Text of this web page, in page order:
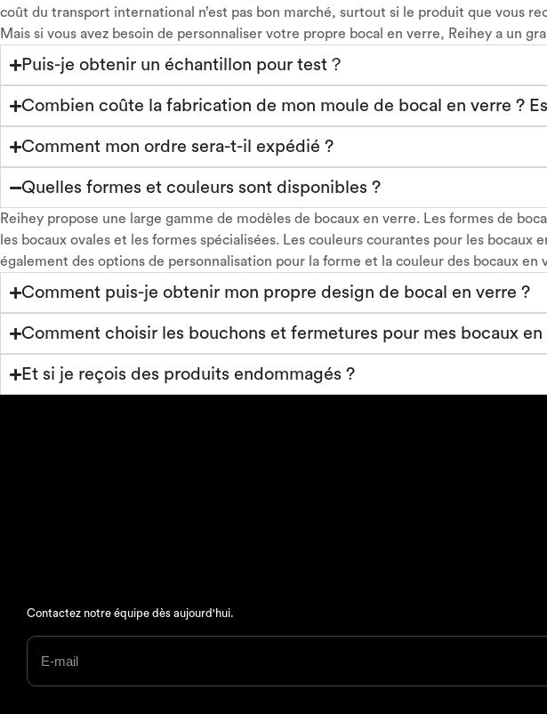
coût du transport international n’est pas bon marché, surtout si le produit que vous
Mais si vous avez besoin de personnaliser votre propre bocal en verre, Reihey a un
Puis-je obtenir un échantillon pour test？
Combien coûte la fabrication de mon moule de bocal en verre ?
Comment mon ordre sera-t-il expédié ?
Quelles formes et couleurs sont disponibles ?
Reihey propose une large gamme de modèles de bocaux en verre. Les formes de
les bocaux ovales et les formes spécialisées. Les couleurs courantes pour les
également des options de personnalisation pour la forme et la couleur des bocaux en
Comment puis-je obtenir mon propre design de bocal en verre ?
Comment choisir les bouchons et fermetures pour mes bocaux en
Et si je reçois des produits endommagés ?
Contactez notre équipe dès aujourd'hui.